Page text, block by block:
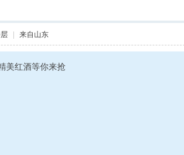
来自山东
美红酒等你来抢